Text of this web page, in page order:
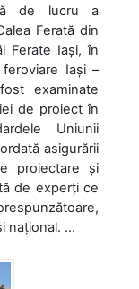
de lucru a
Ferată din
Ferate Iași, în
Iași –
examinate
de proiect în
Uniunii
asigurării
proiectare și
de experți ce
național. ...